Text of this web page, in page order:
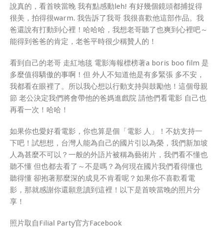
說真的，看首映當晚 我有點感動leh! 有好幾個鏡頭都捕捉得
很美，拍得很warm. 我告訴了我哥 我很喜歡他這部作品。我
爸還說有打動到心裡！哈哈哈，我想老哥聽了也爽到心裡吧～
能得到爸爸的肯定，老爸平時很少稱贊人的！
看到自己的老哥 走紅地毯 電影海報標榜著a boris boo film 是
多麼值得驕傲的事啊！但 外人不知道他是有多緊張 多不安，
我都看在眼裡了。所以我心想以行動支持與鼓勵他！這個母親
節 老公決定我們將會帶他的爸媽進戲院 請他們看電影 自己也
再看一次！哈哈！
如果你也愛好看電影，你也算是個「電影 人」！不妨支持一
下吧！試想想，台灣人能為自己的國片引以為榮，我們新加坡
人為甚麼不可以？一般的外語片被稱為藝術片，我們看不懂也
聽不懂 但也都去看了～不是嗎？為何現在國片我們看得懂也
聽得懂 卻抱著那麼深的成見不肯看呢？如果你不喜歡看電
影，那就感謝你還願意讀到這裡！以下是首映當晚的照片分
享！
照片取自Filial Party官方Facebook